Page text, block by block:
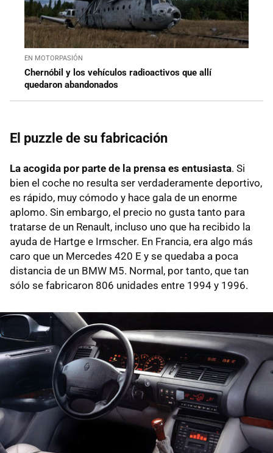
EN MOTORPASIÓN
Chernóbil y los vehículos radioactivos que allí
quedaron abandonados
El puzzle de su fabricación
La acogida por parte de la prensa es entusiasta. Si
bien el coche no resulta ser verdaderamente deportivo,
es rápido, muy cómodo y hace gala de un enorme
aplomo. Sin embargo, el precio no gusta tanto para
tratarse de un Renault, incluso uno que ha recibido la
ayuda de Hartge e Irmscher. En Francia, era algo más
caro que un Mercedes 420 E y se quedaba a poca
distancia de un BMW M5. Normal, por tanto, que tan
sólo se fabricaron 806 unidades entre 1994 y 1996.